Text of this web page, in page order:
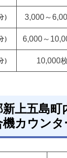
3,000～
6,000～
10,000
上五島町
カウン